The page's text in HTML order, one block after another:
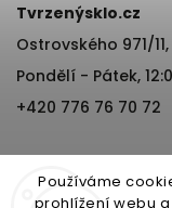
Používáme
prohlížení webu
Tvrzenýsklo.cz
Ostrovského 971/
Pondělí - Pátek,
+420 776 76 70 72
Stačí